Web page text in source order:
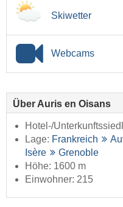
Skiwetter
Webcams
Über Auris en Oisans
Hotel-/
Lage: Frankreich
Isère
Grenoble
Höhe: 1600 m
Einwohner: 215